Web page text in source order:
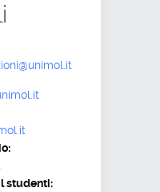
studenti: